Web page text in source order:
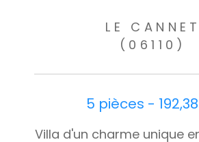
LE CANNET
(06110)
5 pièces -
Villa d'un charme unique